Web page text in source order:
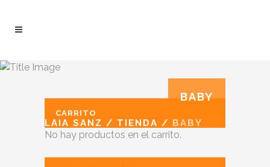
BABY
LAIA SANZ / TIENDA / BABY
CARRITO
No hay productos en el carrito.